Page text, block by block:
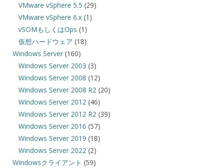
VMware vSphere 5.5 (29)
VMware vSphere 6.x (1)
vSOMもしくはOps (1)
仮想ハードウェア (18)
Windows Server(160)
Windows Server 2003 (3)
Windows Server 2008 (12)
Windows Server 2008 R2 (20)
Windows Server 2012 (46)
Windows Server 2012 R2 (39)
Windows Server 2016 (57)
Windows Server 2019 (18)
Windows Server 2022 (2)
Windowsクライアント (59)